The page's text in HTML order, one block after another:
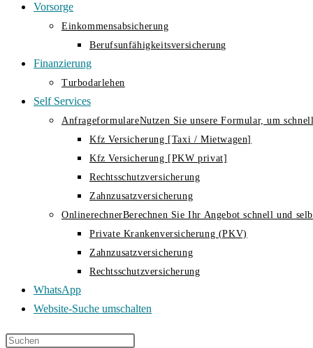
Vorsorge
Einkommensabsicherung
Berufsunfähigkeitsversicherung
Finanzierung
Turbodarlehen
Self Services
AnfrageformulareNutzen Sie unsere Formular, um
Kfz Versicherung [Taxi / Mietwagen]
Kfz Versicherung [PKW privat]
Rechtsschutzversicherung
Zahnzusatzversicherung
OnlinerechnerBerechnen Sie Ihr Angebot schnell und
Private Krankenversicherung (PKV)
Zahnzusatzversicherung
Rechtsschutzversicherung
WhatsApp
Website-Suche umschalten